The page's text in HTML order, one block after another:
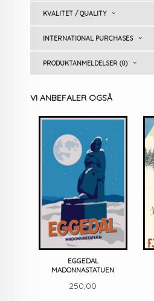
KVALITET / QUALITY
INTERNATIONAL PURCHASES
PRODUKTANMELDELSER (0)
VI ANBEFALER OGSÅ
EGGEDAL
MADONNASTATUEN
Pris
250,00